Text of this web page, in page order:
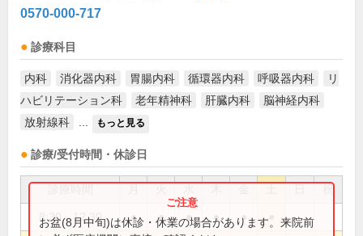
0570-000-717
診療科目
内科 消化器内科 胃腸内科 循環器内科 呼吸器内科
リ
ハビリテーション科
老年精神科 肝臓内科
脳神経内科
放射線科
もっと見る
診療/受付時間・休診日
祝
8:30～12:30 ● ● ● ● ●
お盆(8月中旬)は休診・休業の場合があります。来院前